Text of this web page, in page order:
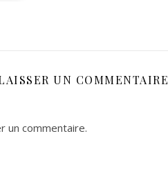
UN COMMENTAIRE
un commentaire.